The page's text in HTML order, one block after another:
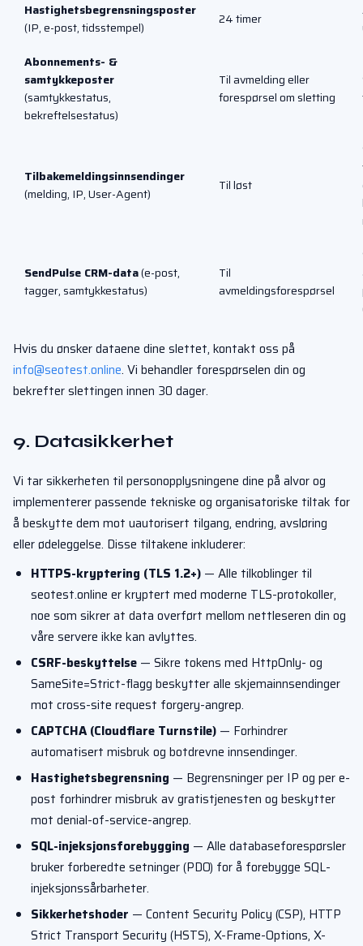
Hastighetsbegrensningsposter
(IP, e-post, tidsstempel)
24 timer
Abonnements- &
samtykkeposter
(samtykkestatus,
bekreftelsestatus)
Til avmelding eller
forespørsel om sletting
Tilbakemeldingsinnsendinger
(melding, IP, User-Agent)
Til løst
SendPulse CRM-data(e-post,
tagger, samtykkestatus)
Til
avmeldingsforespørsel
Hvis du ønsker dataene dine slettet, kontakt oss på
info@seotest.online. Vi behandler forespørselen din og
bekrefter slettingen innen 30 dager.
9. Datasikkerhet
Vi tar sikkerheten til personopplysningene dine på alvor og
implementerer passende tekniske og organisatoriske tiltak for
å beskytte dem mot uautorisert tilgang, endring, avsløring
eller ødeleggelse. Disse tiltakene inkluderer:
HTTPS-kryptering (TLS 1.2+) — Alle tilkoblinger til
seotest.online er kryptert med moderne TLS-protokoller,
noe som sikrer at data overført mellom nettleseren din og
våre servere ikke kan avlyttes.
CSRF-beskyttelse — Sikre tokens med HttpOnly- og
SameSite=Strict-flagg beskytter alle skjemainnsendinger
mot cross-site request forgery-angrep.
CAPTCHA (Cloudflare Turnstile) — Forhindrer
automatisert misbruk og botdrevne innsendinger.
Hastighetsbegrensning — Begrensninger per IP og per e-
post forhindrer misbruk av gratistjenesten og beskytter
mot denial-of-service-angrep.
SQL-injeksjonsforebygging — Alle databaseforespørsler
bruker forberedte setninger (PDO) for å forebygge SQL-
injeksjonssårbarheter.
Sikkerhetshoder — Content Security Policy (CSP), HTTP
Strict Transport Security (HSTS), X-Frame-Options, X-